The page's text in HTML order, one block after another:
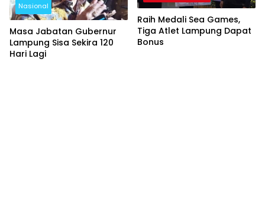
Nasional
Masa Jabatan Gubernur
Lampung Sisa Sekira 120
Hari Lagi
Raih Medali Sea Games,
Tiga Atlet Lampung Dapat
Bonus